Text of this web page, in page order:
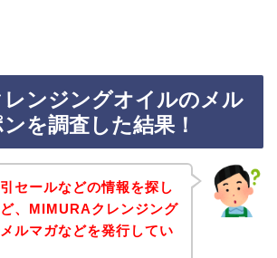
レンジングオイルのメル
を調査した結果！
セールなどの情報を探し
、MIMURAクレンジング
ルマガなどを発行してい